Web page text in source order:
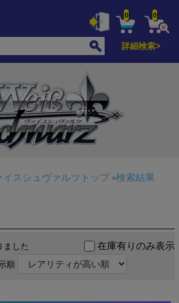
0 0
詳細検索>
イスシュヴァルツトップ 検索結果
ました 在庫有りのみ表示
順